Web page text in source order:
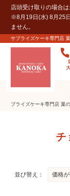
店頭受け取りの場合
※8月19日(水) 8月25
ません。
サプライズケーキ専門店
プライズケーキ専⾨店 菓
チ
並び替え 価格